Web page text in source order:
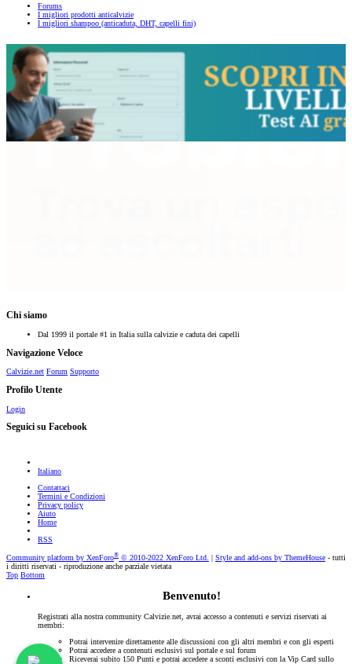
Forums
I migliori prodotti anticalvizie
I migliori shampoo (anticaduta, DHT, capelli fini)
Chi siamo
Dal 1999 il portale #1 in Italia sulla calvizie e caduta dei capelli
Navigazione Veloce
Calvizie.net Forum Supporto
Profilo Utente
Login
Seguici su Facebook
Italiano
Contattaci
Termini e Condizioni
Privacy policy
Aiuto
Home
RSS
Community platform by XenForo® © 2010-2022 XenForo Ltd. Style and add-ons by ThemeHouse - tutti
i diritti riservati - riproduzione anche parziale vietata
Top Bottom
Benvenuto!
Registrati alla nostra community Calvizie.net, avrai accesso a contenuti e servizi riservati ai
membri:
Potrai intervenire direttamente alle discussioni con gli altri membri e con gli esperti
Potrai accedere a contenuti esclusivi sul portale e sul forum
Riceverai subito 150 Punti e potrai accedere a sconti esclusivi con la Vip Card sullo